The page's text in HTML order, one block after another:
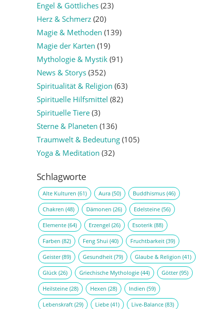
Engel & Göttliches(23)
Herz & Schmerz(20)
Magie & Methoden (139)
Magie der Karten (19)
Mythologie & Mystik(91)
News & Storys(352)
Spiritualität & Religion (63)
Spirituelle Hilfsmittel (82)
Spirituelle Tiere(3)
Sterne & Planeten (136)
Traumwelt & Bedeutung(105)
Yoga & Meditation (32)
Schlagworte
Alte Kulturen (61) Aura(50) Buddhismus(46)
Chakren (48) Dämonen (26) Edelsteine(56)
Elemente(64) Erzengel (26) Esoterik(88)
Farben (82) Feng Shui (40) Fruchtbarkeit(39)
Geister(89) Gesundheit(79) Glaube & Religion (41)
Glück(26) Griechische Mythologie(44) Götter(95)
Heilsteine(28) Hexen (28) Indien (59)
Lebenskraft(29) Liebe(41) Live-Balance(83)